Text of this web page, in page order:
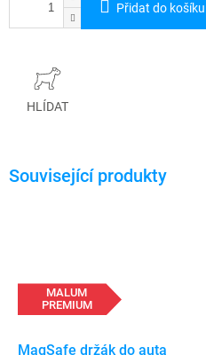
Přidat do košíku
HLÍDAT
MALUM
PREMIUM
MagSafe držák do auta